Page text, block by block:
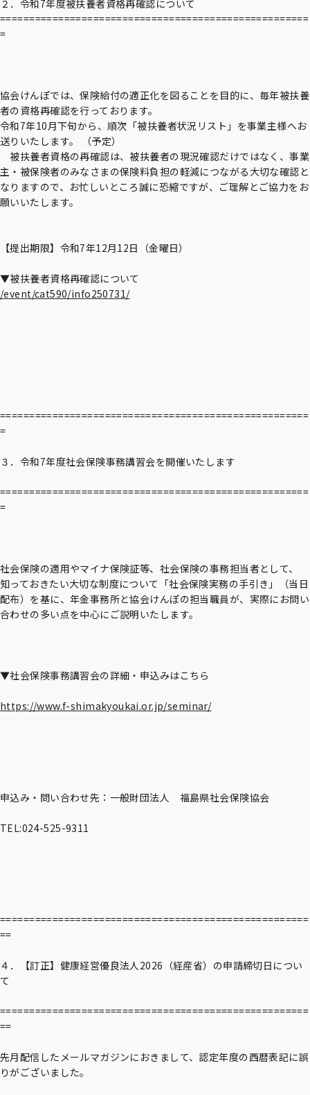
２．令和7年度被扶養者資格再確認について
=====================================================
=
協会けんぽでは、保険給付の適正化を図ることを目的に、毎年被扶養
者の資格再確認を行っております。
令和7年10月下旬から、順次「被扶養者状況リスト」を事業主様へお
送りいたします。 （予定）
被扶養者資格の再確認は、被扶養者の現況確認だけではなく、事業
主・被保険者のみなさまの保険料負担の軽減につながる大切な確認と
なりますので、お忙しいところ誠に恐縮ですが、ご理解とご協力をお
願いいたします。
【提出期限】令和7年12月12日（金曜日）
/event/cat590/info250731/
=====================================================
=
３．令和7年度社会保険事務講習会を開催いたします
=====================================================
=
社会保険の適用やマイナ保険証等、社会保険の事務担当者として、
知っておきたい大切な制度について「社会保険実務の手引き」（当日
配布）を基に、年金事務所と協会けんぽの担当職員が、実際にお問い
合わせの多い点を中心にご説明いたします。
▼社会保険事務講習会の詳細・申込みはこちら
https://www.f-shimakyoukai.or.jp/seminar/
申込み・問い合わせ先：一般財団法人　福島県社会保険協会
TEL:024-525-9311
=====================================================
==
４．【訂正】健康経営優良法人2026（経産省）の申請締切日につい
て
=====================================================
==
先月配信したメールマガジンにおきまして、認定年度の西暦表記に誤
りがございました。